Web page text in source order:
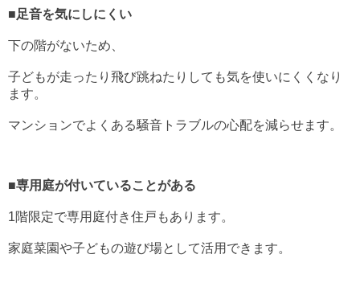
■足音を気にしにくい
下の階がないため、
子どもが走ったり飛び跳ねたりしても気を使いにくくなり
ます。
マンションでよくある騒音トラブルの心配を減らせます。
■専用庭が付いていることがある
1階限定で専用庭付き住戸もあります。
家庭菜園や子どもの遊び場として活用できます。